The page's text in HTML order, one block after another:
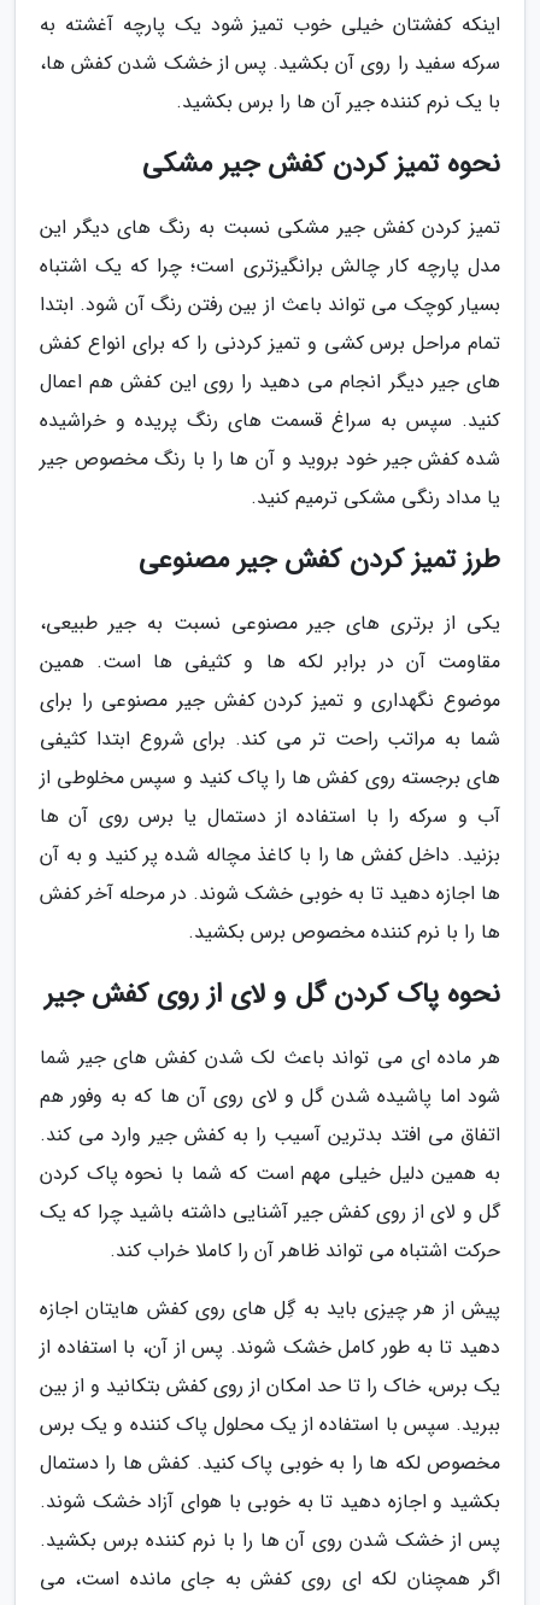
اینکه کفشتان خیلی خوب تمیز شود یک پارچه آغشته به
سرکه سفید را روی آن بکشید. پس از خشک شدن کفش ها،
با یک نرم کننده جیر آن ها را برس بکشید.
نحوه تمیز کردن کفش جیر مشکی
تمیز کردن کفش جیر مشکی نسبت به رنگ های دیگر این
مدل پارچه کار چالش برانگیزتری است؛ چرا که یک اشتباه
بسیار کوچک می تواند باعث از بین رفتن رنگ آن شود. ابتدا
تمام مراحل برس کشی و تمیز کردنی را که برای انواع کفش
های جیر دیگر انجام می دهید را روی این کفش هم اعمال
کنید. سپس به سراغ قسمت های رنگ پریده و خراشیده
شده کفش جیر خود بروید و آن ها را با رنگ مخصوص جیر
یا مداد رنگی مشکی ترمیم کنید.
طرز تمیز کردن کفش جیر مصنوعی
یکی از برتری های جیر مصنوعی نسبت به جیر طبیعی،
مقاومت آن در برابر لکه ها و کثیفی ها است. همین
موضوع نگهداری و تمیز کردن کفش جیر مصنوعی را برای
شما به مراتب راحت تر می کند. برای شروع ابتدا کثیفی
های برجسته روی کفش ها را پاک کنید و سپس مخلوطی از
آب و سرکه را با استفاده از دستمال یا برس روی آن ها
بزنید. داخل کفش ها را با کاغذ مچاله شده پر کنید و به آن
ها اجازه دهید تا به خوبی خشک شوند. در مرحله آخر کفش
ها را با نرم کننده مخصوص برس بکشید.
نحوه پاک کردن گل و لای از روی کفش جیر
هر ماده ای می تواند باعث لک شدن کفش های جیر شما
شود اما پاشیده شدن گل و لای روی آن ها که به وفور هم
اتفاق می افتد بدترین آسیب را به کفش جیر وارد می کند.
به همین دلیل خیلی مهم است که شما با نحوه پاک کردن
گل و لای از روی کفش جیر آشنایی داشته باشید چرا که یک
حرکت اشتباه می تواند ظاهر آن را کاملا خراب کند.
پیش از هر چیزی باید به گِل های روی کفش هایتان اجازه
دهید تا به طور کامل خشک شوند. پس از آن، با استفاده از
یک برس، خاک را تا حد امکان از روی کفش بتکانید و از بین
ببرید. سپس با استفاده از یک محلول پاک کننده و یک برس
مخصوص لکه ها را به خوبی پاک کنید. کفش ها را دستمال
بکشید و اجازه دهید تا به خوبی با هوای آزاد خشک شوند.
پس از خشک شدن روی آن ها را با نرم کننده برس بکشید.
اگر همچنان لکه ای روی کفش به جای مانده است، می